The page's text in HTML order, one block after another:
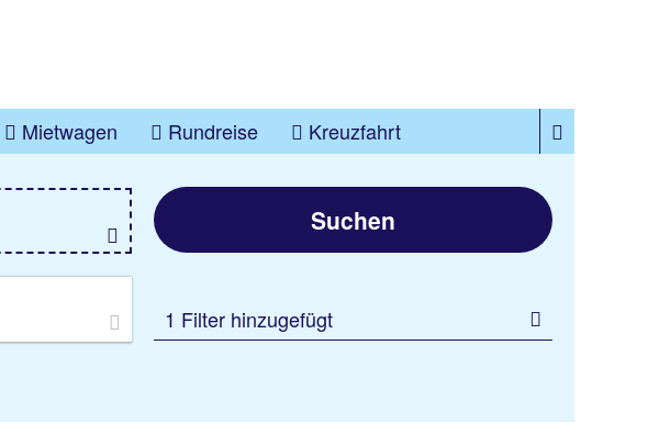
Mietwagen Rundreise
Kreuzfahrt
Suchen
1 Filter hinzugefügt